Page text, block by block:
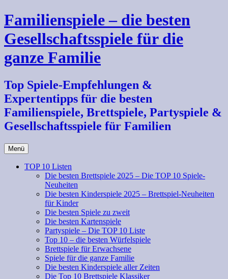
Zum
Inhalt
springen
Familienspiele – die besten
Gesellschaftsspiele für die
ganze Familie
Top Spiele-Empfehlungen &
Expertentipps für die besten
Familienspiele, Brettspiele, Partyspiele &
Gesellschaftsspiele für Familien
Menü
TOP 10 Listen
Die besten Brettspiele 2025 – Die TOP 10 Spiele-
Neuheiten
Die besten Kinderspiele 2025 – Brettspiel-Neuheiten
für Kinder
Die besten Spiele zu zweit
Die besten Kartenspiele
Partyspiele – Die TOP 10 Liste
Top 10 – die besten Würfelspiele
Brettspiele für Erwachsene
Spiele für die ganze Familie
Die besten Kinderspiele aller Zeiten
Die Top 10 Brettspiele Klassiker